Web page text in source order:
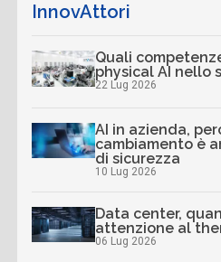
InnovAttori
Quali
physical AI nello
22 Lug 2026
AI in azienda,
cambiamento è
di sicurezza
10 Lug 2026
Data center,
attenzione al
06 Lug 2026